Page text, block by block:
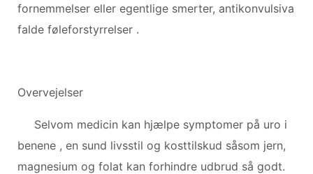
fornemmelser eller egentlige smerter, antikonvulsiva
falde føleforstyrrelser .
Overvejelser
Selvom medicin kan hjælpe symptomer på uro i
benene , en sund livsstil og kosttilskud såsom jern,
magnesium og folat kan forhindre udbrud så godt.